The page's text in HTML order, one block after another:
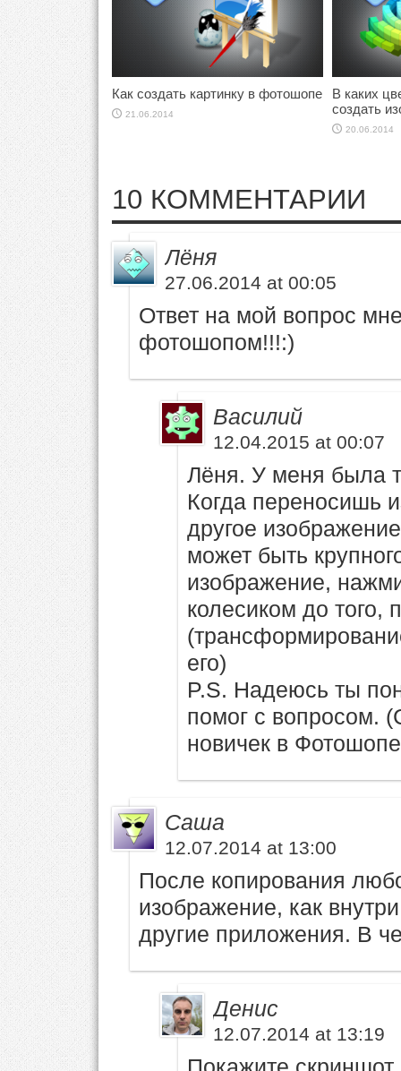
Как создать картинку в фотошопе
21.06.2014
В каких
создать
20.06.2014
10 КОММЕНТАРИИ
Лёня
27.06.2014 at 00:05
Ответ на мой вопрос
фотошопом!!!:)
Василий
12.04.2015 at 00:07
Лёня. У меня была
Когда переносишь
другое
может быть
изображение,
колесиком до
его)
P.S. Надеюсь ты
помог с вопросом.
новичек в
Саша
12.07.2014 at 13:00
После копирования
изображение, как
другие приложения. В
Денис
12.07.2014 at 13:19